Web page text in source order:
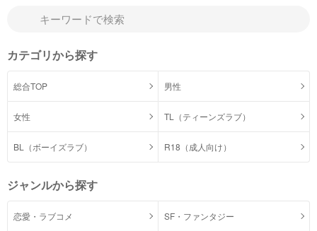
カテゴリから探す
総合TOP 男性
女性 TL（ティーンズラブ）
BL（ボーイズラブ） R18（成人向け）
ジャンルから探す
恋愛・ラブコメ SF・ファンタジー